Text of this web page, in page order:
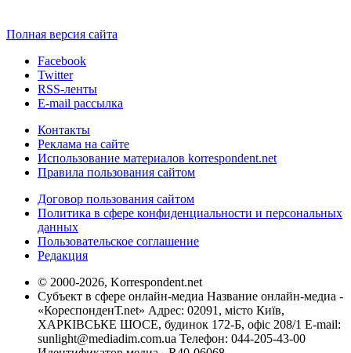
Полная версия сайта
Facebook
Twitter
RSS-ленты
E-mail рассылка
Контакты
Реклама на сайте
Использование материалов korrespondent.net
Правила пользования сайтом
Договор пользования сайтом
Политика в сфере конфиденциальности и персональных
данных
Пользовательское соглашение
Редакция
© 2000-2026, Korrespondent.net
Субъект в сфере онлайн-медиа Название онлайн-медиа -
«КореспонденТ.net» Адрес: 02091, місто Київ,
ХАРКІВСЬКЕ ШОСЕ, будинок 172-Б, офіс 208/1 E-mail:
sunlight@mediadim.com.ua Телефон: 044-205-43-00